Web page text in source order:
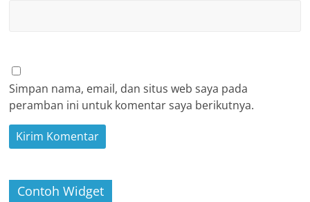
Simpan nama, email, dan situs web saya pada
peramban ini untuk komentar saya berikutnya.
Contoh Widget